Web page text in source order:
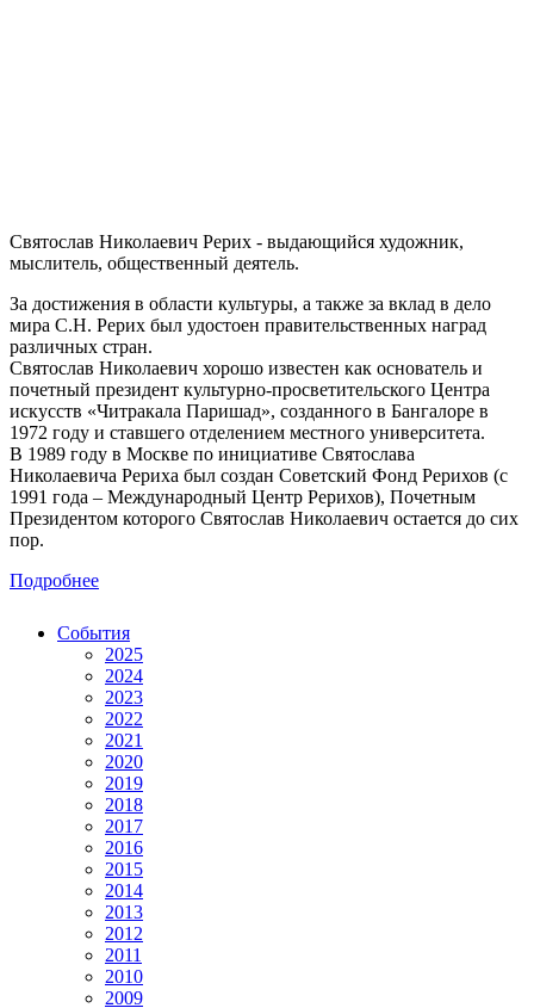
Святослав Николаевич Рерих - выдающийся художник,
мыслитель, общественный деятель.
За достижения в области культуры, а также за вклад в дело
мира С.Н. Рерих был удостоен правительственных наград
различных стран.
Святослав Николаевич хорошо известен как основатель и
почетный президент культурно-просветительского Центра
искусств «Читракала Паришад», созданного в Бангалоре в
1972 году и ставшего отделением местного университета.
В 1989 году в Москве по инициативе Святослава
Николаевича Рериха был создан Советский Фонд Рерихов (с
1991 года – Международный Центр Рерихов), Почетным
Президентом которого Святослав Николаевич остается до сих
пор.
Подробнее
События
2025
2024
2023
2022
2021
2020
2019
2018
2017
2016
2015
2014
2013
2012
2011
2010
2009